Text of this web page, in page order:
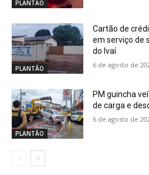
PLANTÃO
PLANTÃO
Cartão de
em serviço de
do Ivaí
6 de agosto de
PLANTÃO
PM guincha
de carga e
6 de agosto de